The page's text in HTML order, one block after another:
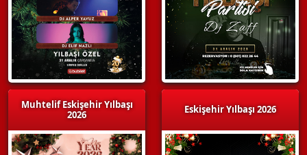
Muhtelif Eskişehir Yılbaşı
2026
Eskişehir Yılbaşı 2026